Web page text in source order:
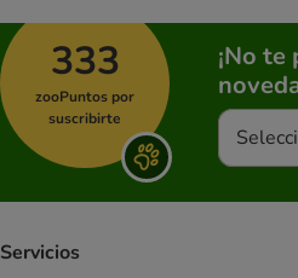
Purina Pro Plan Veterinary Diets
Rocco Diet Care
Royal Canin Veterinary & Expert
Virbac Veterinary HPM
Hipoalergénica
Vegetariana y vegana
333
zooPuntos por
suscribirte
¡No
Servicios